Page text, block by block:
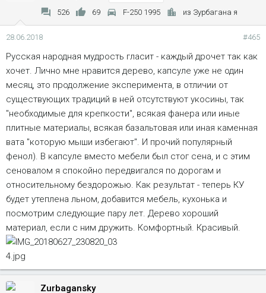
526 69 F-250 1995 из Зурбагана я
28.06.2018 #465
Русская народная мудрость гласит - каждый дрочет так как
хочет. Лично мне нравится дерево, капсуле уже не один
месяц, это продолжение эксперимента, в отличии от
существующих традиций в ней отсутствуют укосины, так
"необходимые для крепкости", всякая фанера или иные
плитные материалы, всякая базальтовая или иная каменная
вата "которую мыши избегают". И прочий популярный
фенол). В капсуле вместо мебели был стог сена, и с этим
сеновалом я спокойно передвигался по дорогам и
относительному бездорожью. Как результат - теперь КУ
будет утеплена льном, добавится мебель, кухонька и
посмотрим следующие пару лет. Дерево хороший
материал, если с ним дружить. Комфортный. Красивый.
Zurbagansky